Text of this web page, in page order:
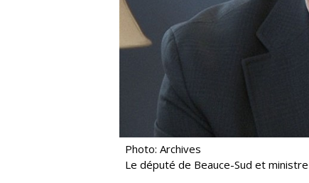
Photo: Archives
Le député de Beauce-Sud et